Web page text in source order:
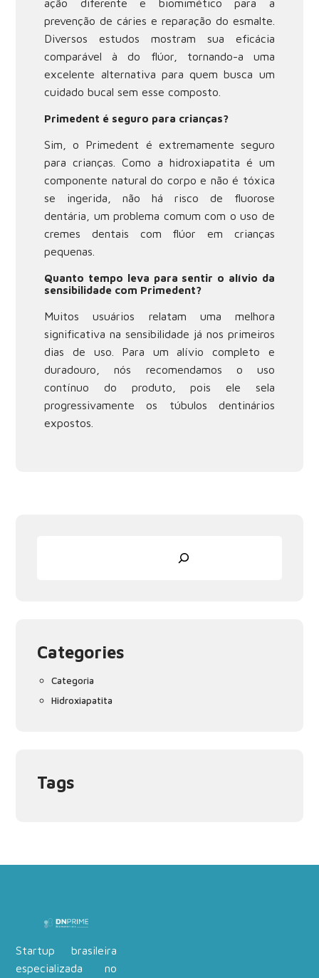
prevenção de cáries e reparação do esmalte.
Diversos estudos mostram sua eficácia
comparável à do flúor, tornando-a uma
excelente alternativa para quem busca um
cuidado bucal sem esse composto.
Primedent é seguro para crianças?
Sim, o Primedent é extremamente seguro
para crianças. Como a hidroxiapatita é um
componente natural do corpo e não é tóxica
se ingerida, não há risco de fluorose
dentária, um problema comum com o uso de
cremes dentais com flúor em crianças
pequenas.
Quanto tempo leva para sentir o alívio da
sensibilidade com Primedent?
Muitos usuários relatam uma melhora
significativa na sensibilidade já nos primeiros
dias de uso. Para um alívio completo e
duradouro, nós recomendamos o uso
contínuo do produto, pois ele sela
progressivamente os túbulos dentinários
expostos.
Categories
Categoria
Hidroxiapatita
Tags
Startup brasileira
especializada no